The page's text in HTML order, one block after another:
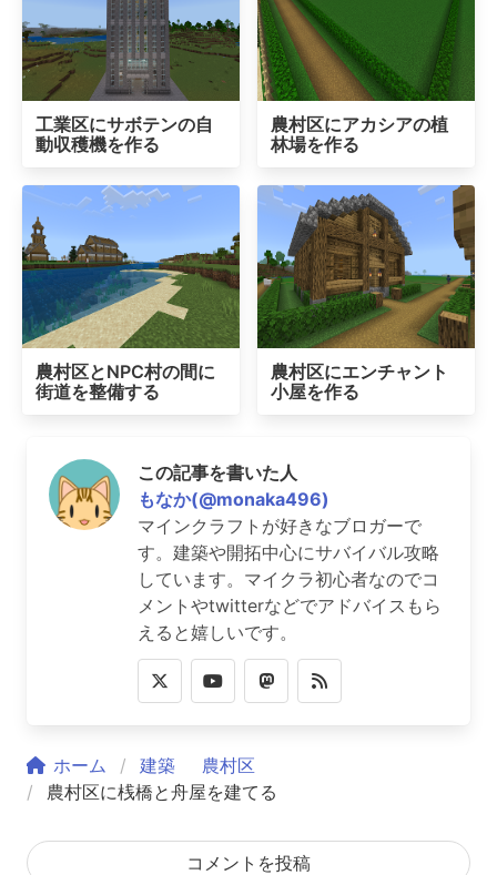
工業区にサボテンの自
動収穫機を作る
農村区にアカシアの植
林場を作る
農村区とNPC村の間に
街道を整備する
農村区にエンチャント
小屋を作る
この記事を書いた人
もなか(@monaka496)
マインクラフトが好きなブロガーで
す。建築や開拓中心にサバイバル攻略
しています。マイクラ初心者なのでコ
メントやtwitterなどでアドバイスもら
えると嬉しいです。
ホーム 建築
農村区
農村区に桟橋と舟屋を建てる
コメントを投稿